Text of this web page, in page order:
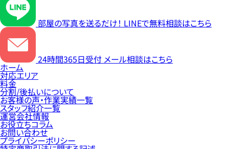
部屋の写真を送るだけ！ LINEで無料相談はこちら
24時間365日受付 メール相談はこちら
ホーム
対応エリア
料金
分割/後払いについて
お客様の声・作業実績一覧
スタッフ紹介一覧
運営会社情報
お役立ちコラム
お問い合わせ
プライバシーポリシー